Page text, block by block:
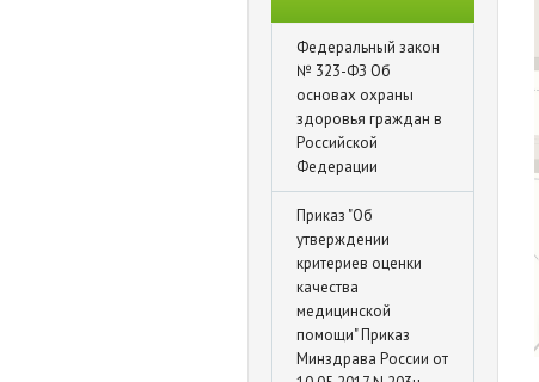
Федеральный закон
№ 323-ФЗ Об
основах охраны
здоровья граждан в
Российской
Федерации
Приказ "Об
утверждении
критериев оценки
качества
медицинской
помощи" Приказ
Минздрава России от